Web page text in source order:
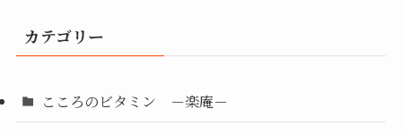
カテゴリー
こころのビタミン －楽庵－